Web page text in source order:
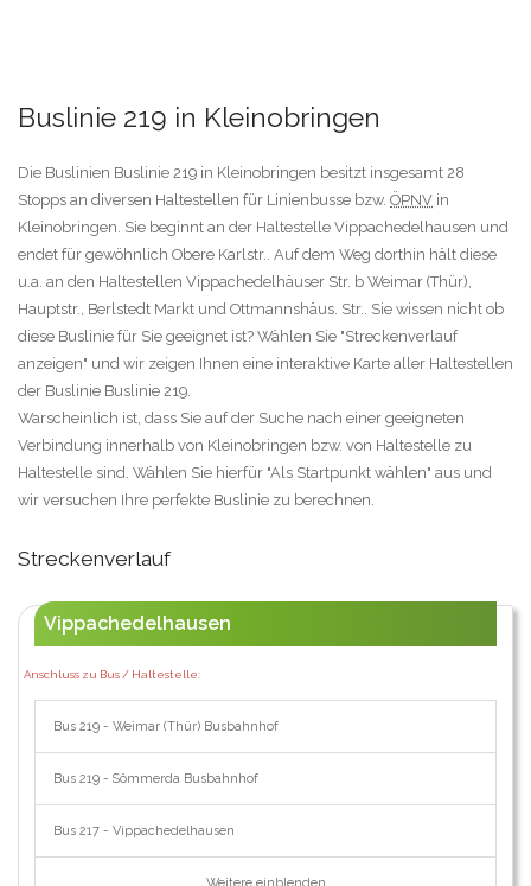
Buslinie 219 in Kleinobringen
Die Buslinien Buslinie 219 in Kleinobringen besitzt insgesamt 28
Stopps an diversen Haltestellen für Linienbusse bzw. ÖPNV in
Kleinobringen. Sie beginnt an der Haltestelle Vippachedelhausen und
endet für gewöhnlich Obere Karlstr.. Auf dem Weg dorthin hält diese
u.a. an den Haltestellen Vippachedelhäuser Str. b Weimar (Thür),
Hauptstr., Berlstedt Markt und Ottmannshäus. Str.. Sie wissen nicht ob
diese Buslinie für Sie geeignet ist? Wählen Sie "Streckenverlauf
anzeigen" und wir zeigen Ihnen eine interaktive Karte aller Haltestellen
der Buslinie Buslinie 219.
Warscheinlich ist, dass Sie auf der Suche nach einer geeigneten
Verbindung innerhalb von Kleinobringen bzw. von Haltestelle zu
Haltestelle sind. Wählen Sie hierfür "Als Startpunkt wählen" aus und
wir versuchen Ihre perfekte Buslinie zu berechnen.
Streckenverlauf
Vippachedelhausen
Anschluss zu Bus / Haltestelle:
Bus 219 - Weimar (Thür) Busbahnhof
Bus 219 - Sömmerda Busbahnhof
Bus 217 - Vippachedelhausen